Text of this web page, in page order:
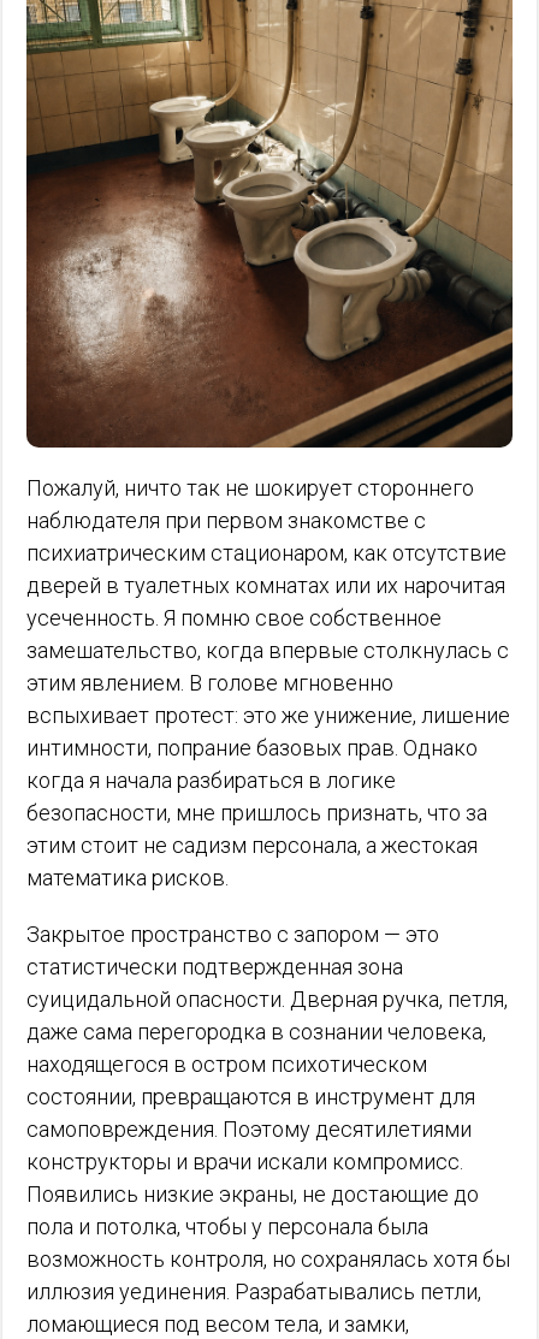
Пожалуй, ничто так не шокирует стороннего
наблюдателя при первом знакомстве с
психиатрическим стационаром, как отсутствие
дверей в туалетных комнатах или их нарочитая
усеченность. Я помню свое собственное
замешательство, когда впервые столкнулась с
этим явлением. В голове мгновенно
вспыхивает протест: это же унижение, лишение
интимности, попрание базовых прав. Однако
когда я начала разбираться в логике
безопасности, мне пришлось признать, что за
этим стоит не садизм персонала, а жестокая
математика рисков.
Закрытое пространство с запором — это
статистически подтвержденная зона
суицидальной опасности. Дверная ручка, петля,
даже сама перегородка в сознании человека,
находящегося в остром психотическом
состоянии, превращаются в инструмент для
самоповреждения. Поэтому десятилетиями
конструкторы и врачи искали компромисс.
Появились низкие экраны, не достающие до
пола и потолка, чтобы у персонала была
возможность контроля, но сохранялась хотя бы
иллюзия уединения. Разрабатывались петли,
ломающиеся под весом тела, и замки,